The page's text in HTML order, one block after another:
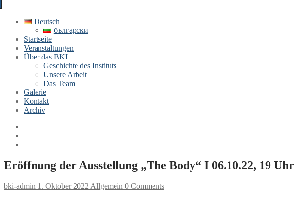
Deutsch
български
Startseite
Veranstaltungen
Über das BKI
Geschichte des Instituts
Unsere Arbeit
Das Team
Galerie
Kontakt
Archiv
Eröffnung der Ausstellung „The Body“ I 06.10.22, 19 Uhr
bki-admin 1. Oktober 2022 Allgemein 0 Comments